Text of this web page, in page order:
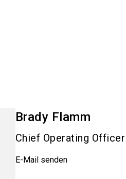
Brady Flamm
Chief Operating Officer
E-Mail senden